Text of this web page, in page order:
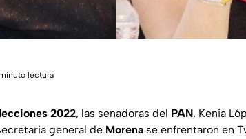
lectura
2022, las senadoras del PAN, Kenia
general de Morena se enfrentaron en